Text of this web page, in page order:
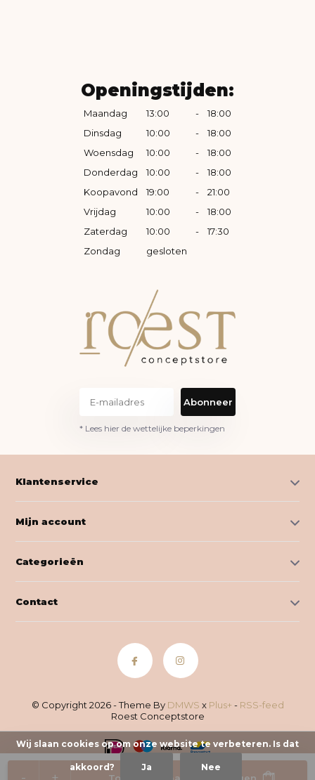
Openingstijden:
Maandag 13:00 -
18:00
Dinsdag
10:00 -
18:00
Woensdag
10:00 -
18:00
Donderdag
10:00 -
18:00
Koopavond
19:00 -
21:00
Vrijdag
10:00 -
18:00
Zaterdag
10:00 -
17:30
Zondag
gesloten
Abonneer
* Lees hier de wettelijke beperkingen
Klantenservice
Mijn account
Categorieën
Contact
© Copyright 2026 - Theme By DMWS x Plus+ - RSS-feed
Roest Conceptstore
Wij slaan cookies op om onze website te verbeteren. Is dat
akkoord? Ja Nee